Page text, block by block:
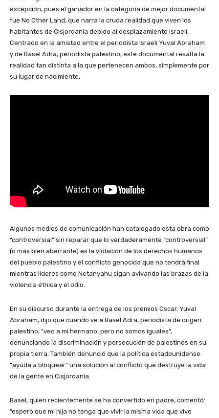
excepción, pues el ganador en la categoría de mejor documental
fue No Other Land, que narra la cruda realidad que viven los
habitantes de Cisjordania debido al desplazamiento Israelí.
Centrado en la amistad entre el periodista Israelí Yuval Abraham
y de Basel Adra, periodista palestino, este documental resalta la
realidad tan distinta a la que pertenecen ambos, simplemente por
su lugar de nacimiento.
Algunos medios de comunicación han catalogado esta obra como
“controversial” sin reparar que lo verdaderamente “controversial”
(o más bien aberrante) es la violación de los derechos humanos
del pueblo palestino y el conflicto genocida que no tendrá final
mientras líderes como Netanyahu sigan avivando las brazas de la
violencia étnica y el odio.
En su discurso durante la entrega de los premios Oscar, Yuval
Abraham, dijo que cuando ve a Basel Adra, periodista de origen
palestino, “veo a mi hermano, pero no somos iguales”,
denunciando la discriminación y persecución de palestinos en su
propia tierra. También denunció que la política estadounidense
“ayuda a bloquear” una solución al conflicto que destruye la vida
de la gente en Cisjordania.
Basel, quien recientemente se ha convertido en padre, comentó:
“espero que mi hija no tenga que vivir la misma vida que vivo